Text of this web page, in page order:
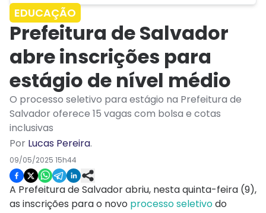
EDUCAÇÃO
Prefeitura de Salvador
abre inscrições para
estágio de nível médio
O processo seletivo para estágio na Prefeitura de
Salvador oferece 15 vagas com bolsa e cotas
inclusivas
Por Lucas Pereira.
09/05/2025 15h44
A Prefeitura de Salvador abriu, nesta quinta-feira (9),
as inscrições para o novo processo seletivodo